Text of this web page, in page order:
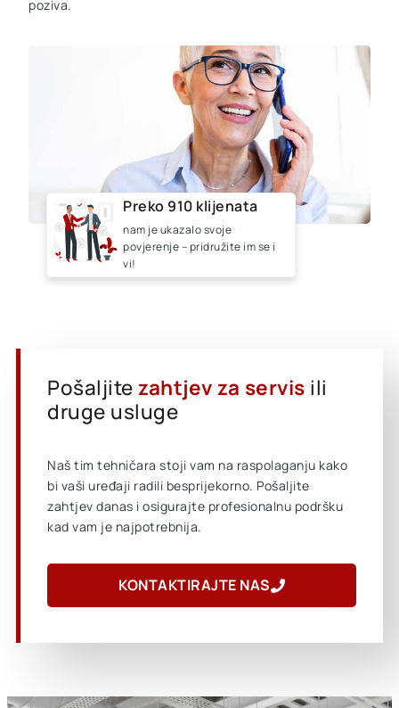
poziva.
Preko 910 klijenata
nam je ukazalo svoje
povjerenje – pridružite im se i
vi!
Pošaljitezahtjev za servis ili
druge usluge
Naš tim tehničara stoji vam na raspolaganju kako
bi vaši uređaji radili besprijekorno. Pošaljite
zahtjev danas i osigurajte profesionalnu podršku
kad vam je najpotrebnija.
KONTAKTIRAJTE NAS